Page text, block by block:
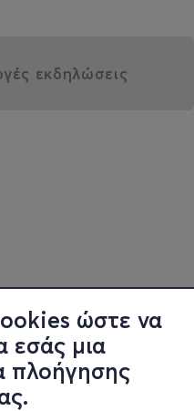
ώστε να
εσάς μια
πλοήγησης
εκδηλώσεις